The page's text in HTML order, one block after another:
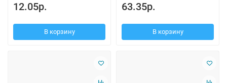
12.05р.
В корзину
63.35р.
В корзину